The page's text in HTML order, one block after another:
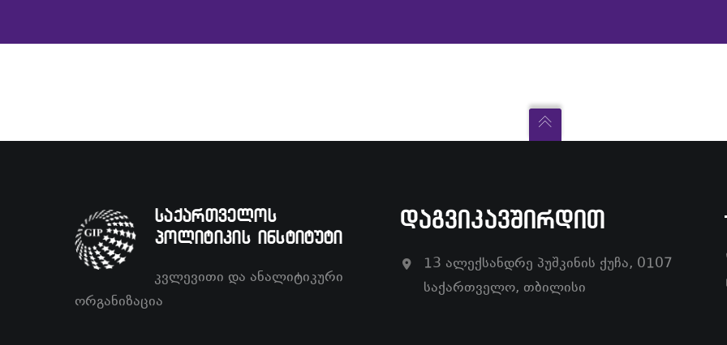
საქართველოს
პოლიტიკის ინსტიტუტი
კვლევითი და ანალიტიკური
ორგანიზაცია
ᲓᲐᲒᲕᲘᲙᲐᲕᲨᲘᲠᲓᲘᲗ
13 ალექსანდრე პუშკინის ქუჩა, 0107
საქართველო, თბილისი